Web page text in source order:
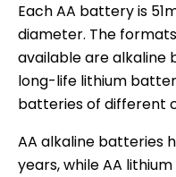
Each AA battery is
diameter. The
available are alkaline
long-life lithium
batteries of different
AA alkaline batteries
years, while AA